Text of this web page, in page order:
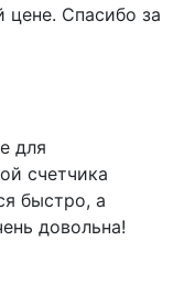
цене. Спасибо за
для
счетчика
быстро, а
довольна!